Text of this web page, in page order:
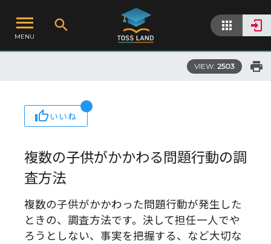
MENU
VIEW: 2503
いいね
複数の子供がかかわる問題行動の調
査方法
複数の子供がかかわった問題行動が発生した
ときの、調査方法です。決して担任一人でや
ろうとしない、事実を把握する、など大切な